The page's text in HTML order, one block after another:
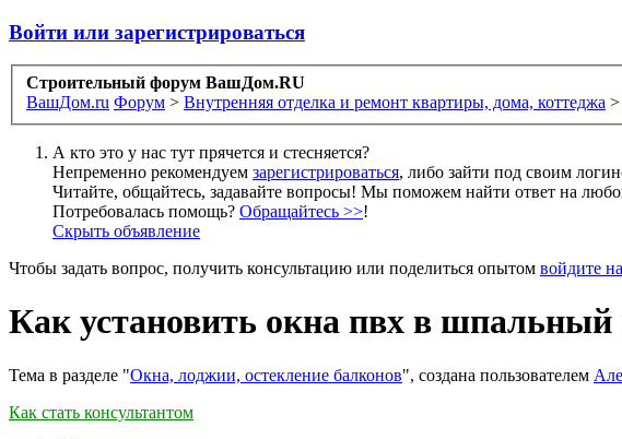
Войти или зарегистрироваться
Строительный форум ВашДом.RU
ВашДом.ru Форум > Внутренняя отделка и ремонт квартиры, дома, коттеджа >
А кто это у нас тут прячется и стесняется?
Непременно рекомендуем зарегистрироваться, либо зайти под своим
Читайте, общайтесь, задавайте вопросы! Мы поможем найти ответ на
Потребовалась помощь? Обращайтесь >>!
Скрыть объявление
Чтобы задать вопрос, получить консультацию или поделиться опытом войдите
Как установить окна пвх в шпальный
Тема в разделе "Окна, лоджии, остекление балконов", создана пользователем
Как стать консультантом